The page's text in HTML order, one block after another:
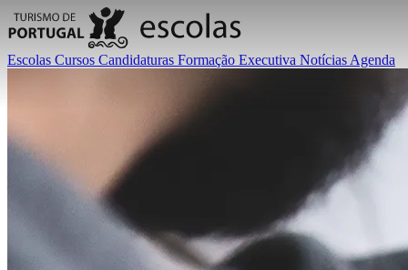
Escolas Cursos Candidaturas Formação Executiva Notícias Agenda